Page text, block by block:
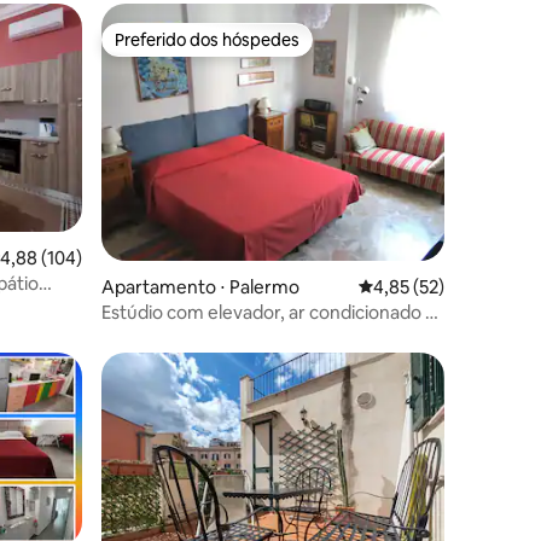
de uma avaliação média de 5, 104 avaliações
4,88 (104)
Preferido dos hóspedes
Preferido dos hóspedes
Apartamento ⋅ Palermo 4,85 de uma
4,85 (52)
Estúdio com elevador, ar condicionado e
hóspedes